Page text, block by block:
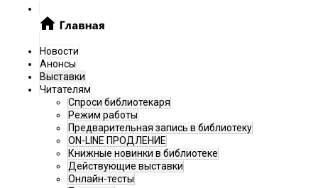
Новости
Анонсы
Выставки
Читателям
Спроси библиотекаря
Режим работы
Предварительная запись в библиотеку
ON-LINE ПРОДЛЕНИЕ
Книжные новинки в библиотеке
Действующие выставки
Онлайн-тесты